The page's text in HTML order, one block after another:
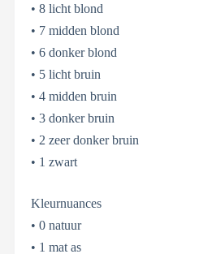
• 8 licht blond
• 7 midden blond
• 6 donker blond
• 5 licht bruin
• 4 midden bruin
• 3 donker bruin
• 2 zeer donker bruin
• 1 zwart
Kleurnuances
• 0 natuur
• 1 mat as